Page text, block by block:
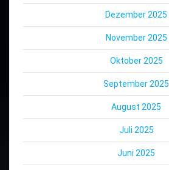
Dezember 2025
November 2025
Oktober 2025
September 2025
August 2025
Juli 2025
Juni 2025